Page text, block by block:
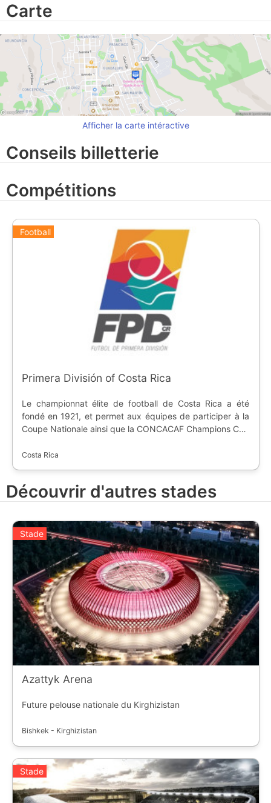
Carte
Afficher la carte intéractive
Conseils billetterie
Compétitions
Football
Primera División of Costa Rica
Le championnat élite de football de Costa Rica a été
fondé en 1921, et permet aux équipes de participer à la
Coupe Nationale ainsi que la CONCACAF Champions Cup
Costa Rica
Découvrir d'autres stades
Stade
Azattyk Arena
Future pelouse nationale du Kirghizistan
Bishkek - Kirghizistan
Stade